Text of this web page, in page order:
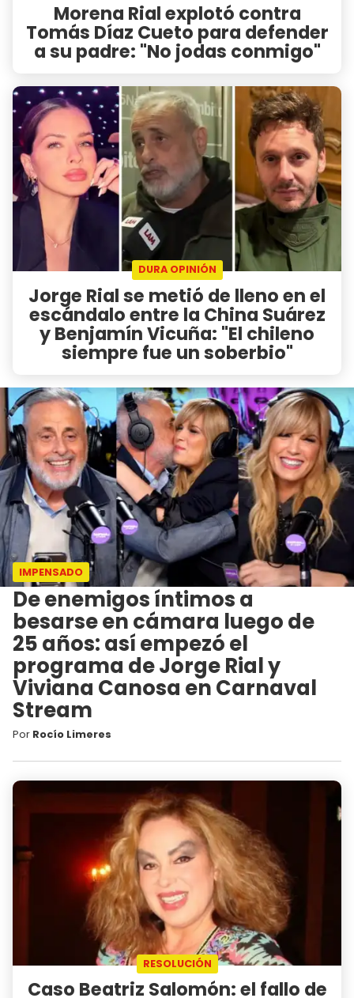
Morena Rial explotó contra
Tomás Díaz Cueto para defender
a su padre: "No jodas conmigo"
DURA OPINIÓN
Jorge Rial se metió de lleno en el
escándalo entre la China Suárez
y Benjamín Vicuña: "El chileno
siempre fue un soberbio"
IMPENSADO
De enemigos íntimos a
besarse en cámara luego de
25 años: así empezó el
programa de Jorge Rial y
Viviana Canosa en Carnaval
Stream
Por Rocío Limeres
RESOLUCIÓN
Caso Beatriz Salomón: el fallo de